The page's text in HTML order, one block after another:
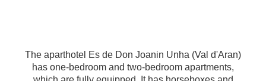
The aparthotel Es de Don Joanin Unha (Val d'Aran)
has one-bedroom and two-bedroom apartments,